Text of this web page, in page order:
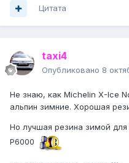
Цитата
taxi4
Опубликовано 8
Не знаю, как Michelin X-Ice
альпин зимние. Хорошая
Но лучшая резина зимой
P6000